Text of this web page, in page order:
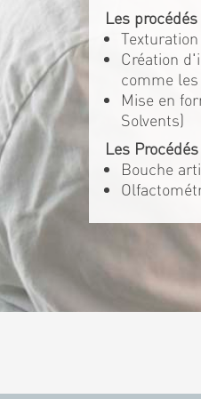
Les
Création
comme
Mise en
Solvents)
Les
Bouche